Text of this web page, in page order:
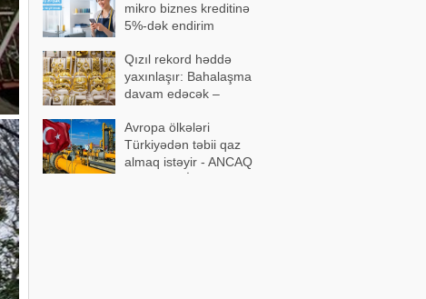
mikro biznes kreditinə
5%-dək endirim
Qızıl rekord həddə
yaxınlaşır: Bahalaşma
davam edəcək –
Avropa ölkələri
Türkiyədən təbii qaz
almaq istəyir - ANCAQ